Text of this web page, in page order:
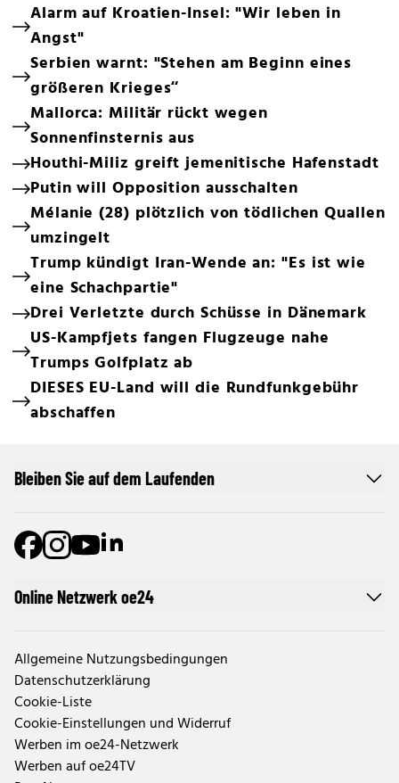
Alarm auf Kroatien-Insel: "Wir leben in
Angst"
Serbien warnt: "Stehen am Beginn eines
größeren Krieges“
Mallorca: Militär rückt wegen
Sonnenfinsternis aus
Houthi-Miliz greift jemenitische Hafenstadt
Putin will Opposition ausschalten
Mélanie (28) plötzlich von tödlichen Quallen
umzingelt
Trump kündigt Iran-Wende an: "Es ist wie
eine Schachpartie"
Drei Verletzte durch Schüsse in Dänemark
US-Kampfjets fangen Flugzeuge nahe
Trumps Golfplatz ab
DIESES EU-Land will die Rundfunkgebühr
abschaffen
Online Netzwerk oe24
Allgemeine Nutzungsbedingungen
Datenschutzerklärung
Cookie-Liste
Cookie-Einstellungen und Widerruf
Werben im oe24-Netzwerk
Werben auf oe24TV
Bleiben Sie auf dem Laufenden